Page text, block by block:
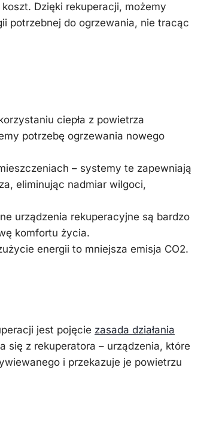
Dzięki rekuperacji, możemy
potrzebnej do ogrzewania, nie tracąc
ciepła z powietrza
potrzebę ogrzewania nowego
– systemy te zapewniają
eliminując nadmiar wilgoci,
urządzenia rekuperacyjne są bardzo
komfortu życia.
energii to mniejsza emisja CO2.
jest pojęcie zasada działania
się z rekuperatora – urządzenia, które
i przekazuje je powietrzu